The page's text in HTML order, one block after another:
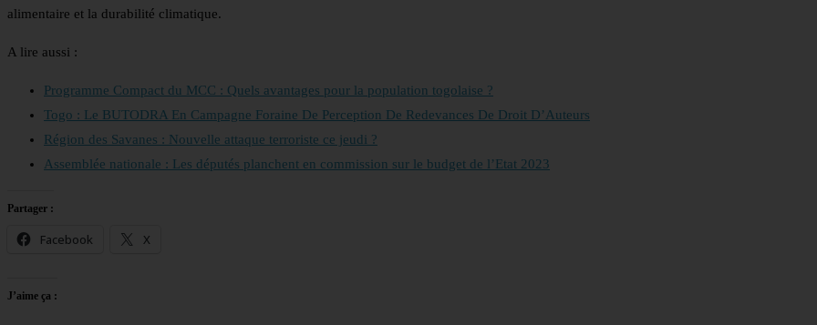
alimentaire et la durabilité climatique.
A lire aussi :
Programme Compact du MCC : Quels avantages pour la population togolaise ?
Togo : Le BUTODRA En Campagne Foraine De Perception De Redevances De Droit D’Auteurs
Région des Savanes : Nouvelle attaque terroriste ce jeudi ?
Assemblée nationale : Les députés planchent en commission sur le budget de l’Etat 2023
Partager :
Facebook X
J’aime ça :